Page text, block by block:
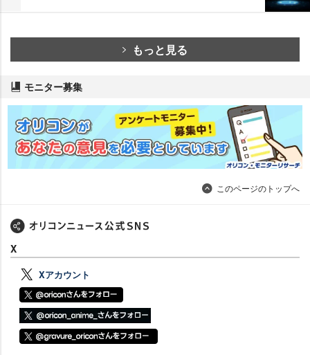
もっと見る
モニター募集
このページのトップへ
X
Xアカウント